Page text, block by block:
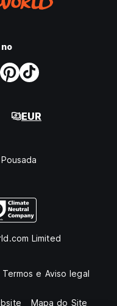
EUR
Pousada
Limited
Termos e Aviso legal
Mapa do Site